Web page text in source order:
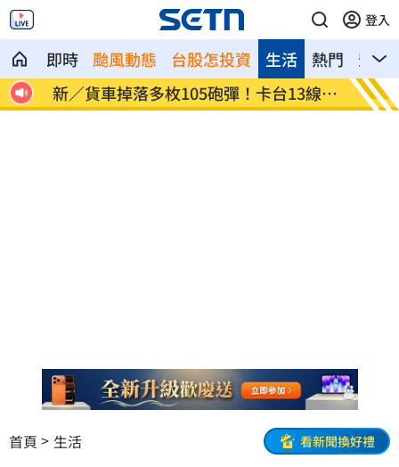
登入
即時 颱風動態 台股怎投資 熱門 影音
生活
圍
新／貨車掉落多枚105砲彈！卡台13線水
溝
12歲
軍
首頁 生活 看新聞換好禮